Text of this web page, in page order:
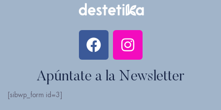
Apúntate a la Newsletter
[sibwp_form id=3]